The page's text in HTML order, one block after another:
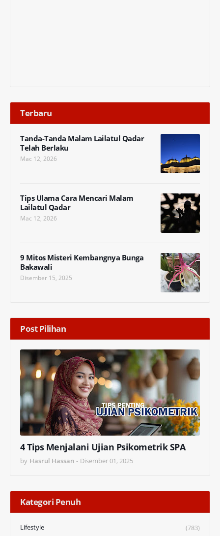
Terbaru
Tanda-Tanda Malam Lailatul Qadar
Telah Berlaku
Mac 12, 2026
Tips Ulama Cara Mencari Malam
Lailatul Qadar
Mac 12, 2026
9 Mitos Misteri Kembangnya Bunga
Bakawali
Disember 15, 2025
Post Pilihan
4 Tips Menjalani Ujian Psikometrik SPA
by Hasrul Hassan - Disember 01, 2025
Kategori Penuh
Lifestyle
(783)